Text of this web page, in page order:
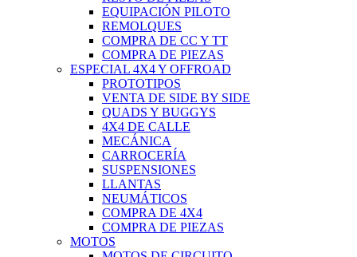
EQUIPACIÓN PILOTO
REMOLQUES
COMPRA DE CC Y TT
COMPRA DE PIEZAS
ESPECIAL 4X4 Y OFFROAD
PROTOTIPOS
VENTA DE SIDE BY SIDE
QUADS Y BUGGYS
4X4 DE CALLE
MECÁNICA
CARROCERÍA
SUSPENSIONES
LLANTAS
NEUMÁTICOS
COMPRA DE 4X4
COMPRA DE PIEZAS
MOTOS